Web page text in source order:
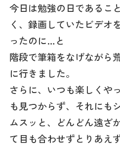
今日は勉強の日であるこ
く、録画していたビデオ
ったのに…と
階段で筆箱をなげながら
に行きました。
さらに、いつも楽しくや
も見つからず、それにも
ムスッと、どんどん遠ざ
て目も合わせずとりあえ